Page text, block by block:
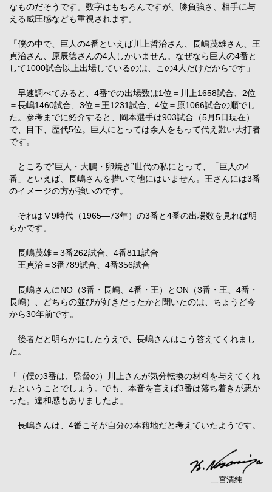
なものだそうです。数字はもちろんですが、勝負強さ、相手に与
える威圧感なども重視されます。
「僕の中で、巨人の4番といえば川上哲治さん、長嶋茂雄さん、王
貞治さん、原辰徳さんの4人しかいません。なぜなら巨人の4番と
して1000試合以上出場しているのは、この4人だけだからです」
早速調べてみると、4番での出場数は1位＝川上1658試合、2位
＝長嶋1460試合、3位＝王1231試合、4位＝原1066試合の順でし
た。参考までに紹介すると、岡本選手は903試合（5月5日現在）
で、目下、歴代5位。巨人にとっては余人をもって代え難い大打者
です。
ところで“巨人・大鵬・卵焼き”世代の私にとって、「巨人の4
番」といえば、長嶋さんを措いて他にはいません。王さんには3番
のイメージの方が強いのです。
それはⅤ9時代（1965―73年）の3番と4番の出場数を見れば明
らかです。
長嶋茂雄＝3番262試合、4番811試合
王貞治＝3番789試合、4番356試合
長嶋さんにNO（3番・長嶋、4番・王）とON（3番・王、4番・
長嶋）、どちらの並びが好きだったかと聞いたのは、ちょうど今
から30年前です。
後者だと明らかにしたうえで、長嶋さんはこう答えてくれまし
た。
「（僕の3番は、監督の）川上さんが気分転換の材料を与えてくれ
たということでしょう。でも、本音を言えば3番は落ち着きが悪か
った。違和感もありましたよ」
長嶋さんは、4番こそが自分の本籍地だと考えていたようです。
二宮清純